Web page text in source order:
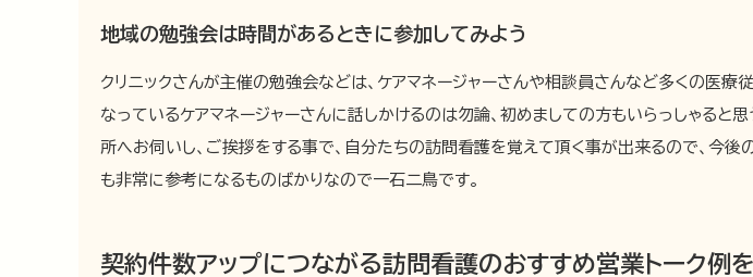
地域の勉強会は時間があるときに参加してみよう
クリニックさんが主催の勉強会などは、ケアマネージャーさんや相談員さんなど多くの医療
なっているケアマネージャーさんに話しかけるのは勿論、初めましての方もいらっしゃると
所へお伺いし、ご挨拶をする事で、自分たちの訪問看護を覚えて頂く事が出来るので、今
も非常に参考になるものばかりなので一石二鳥です。
契約件数アップにつながる訪問看護のおすすめ営業トーク例